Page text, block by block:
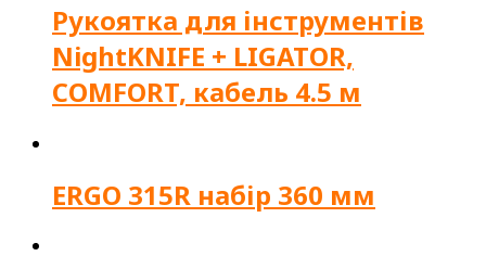
Рукоятка для інструментів
NightKNIFE + LIGATOR,
COMFORT, кабель 4.5 м
ERGO 315R набір 360 мм